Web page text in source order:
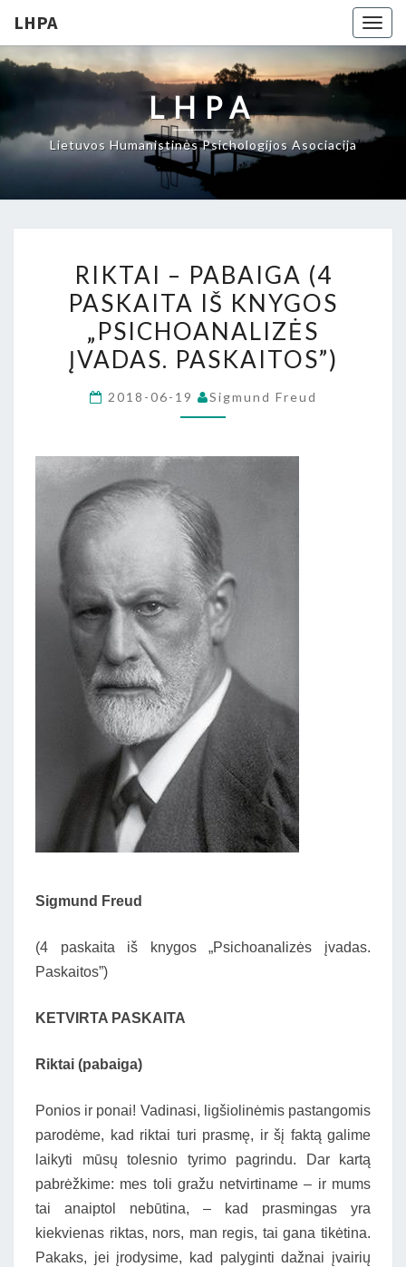
LHPA
LHPA
Lietuvos Humanistinės Psichologijos Asociacija
–
PABAIGA
(4
PASKAITA
KNYGOS
RIKTAI – PABAIGA (4
PASKAITA IŠ KNYGOS
„PSICHOANALIZĖS
ĮVADAS. PASKAITOS”)
2018-06-19 Sigmund Freud
Sigmund Freud
(4 paskaita iš knygos „Psichoanalizės įvadas.
Paskaitos”)
KETVIRTA PASKAITA
Riktai (pabaiga)
Ponios ir ponai! Vadinasi, ligšiolinėmis pastangomis
parodėme, kad riktai turi prasmę, ir šį faktą galime
laikyti mūsų tolesnio tyrimo pagrindu. Dar kartą
pabrėžkime: mes toli gražu netvirtiname – ir mums
tai anaiptol nebūtina, – kad prasmingas yra
kiekvienas riktas, nors, man regis, tai gana tikėtina.
Pakaks, jei įrodysime, kad palyginti dažnai įvairių